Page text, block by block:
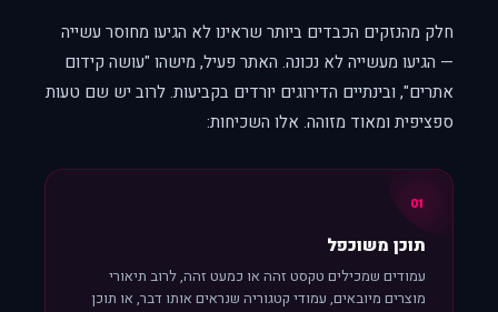
חלק מהנזקים הכבדים ביותר שראינו לא הגיעו מחוסר עשייה
— הגיעו מעשייה לא נכונה. האתר פעיל, מישהו "עושה קידום
אתרים", ובינתיים הדירוגים יורדים בקביעות. לרוב יש שם טעות
ספציפית ומאוד מזוהה. אלו השכיחות:
01
תוכן משוכפל
עמודים שמכילים טקסט זהה או כמעט זהה, לרוב תיאורי
מוצרים מיובאים, עמודי קטגוריה שנראים אותו דבר, או תוכן